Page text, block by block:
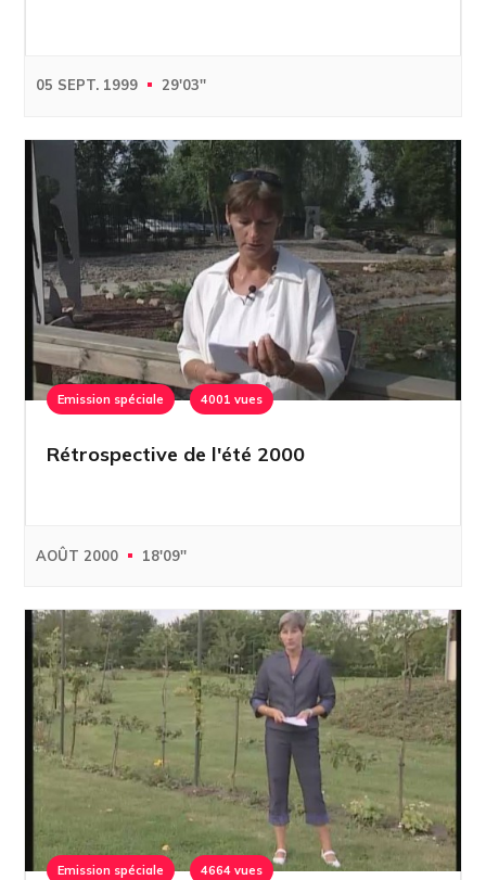
05 SEPT. 1999 29'03''
Emission spéciale 4001 vues
Rétrospective de l'été 2000
AOÛT 2000 18'09''
Emission spéciale 4664 vues